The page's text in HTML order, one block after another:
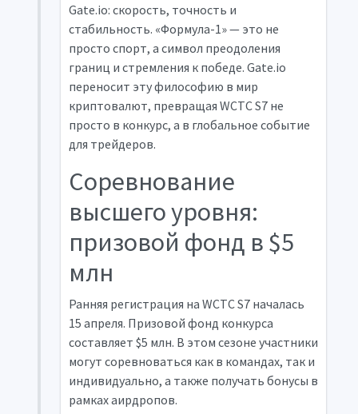
Gate.io: скорость, точность и
стабильность. «Формула-1» — это не
просто спорт, а символ преодоления
границ и стремления к победе. Gate.io
переносит эту философию в мир
криптовалют, превращая WCTC S7 не
просто в конкурс, а в глобальное событие
для трейдеров.
Соревнование
высшего уровня:
призовой фонд в $5
млн
Ранняя регистрация на WCTC S7 началась
15 апреля. Призовой фонд конкурса
составляет $5 млн. В этом сезоне участники
могут соревноваться как в командах, так и
индивидуально, а также получать бонусы в
рамках аирдропов.